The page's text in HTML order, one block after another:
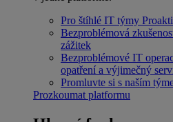
Pro štíhlé IT týmy
Bezproblémová
zážitek
Bezproblémové IT
opatření a výjimečný
Promluvte si s naším
Prozkoumat platformu